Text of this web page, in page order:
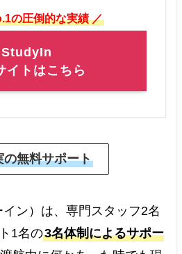
の圧倒的な実績 ／
StudyIn
イトはこちら
無料サポート
ン）は、専門スタッフ2名
1名の3名体制によるサポー